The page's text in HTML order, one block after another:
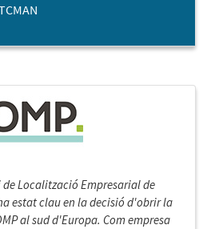
de Localització Empresarial de
estat clau en la decisió d'obrir la
al sud d'Europa. Com empresa